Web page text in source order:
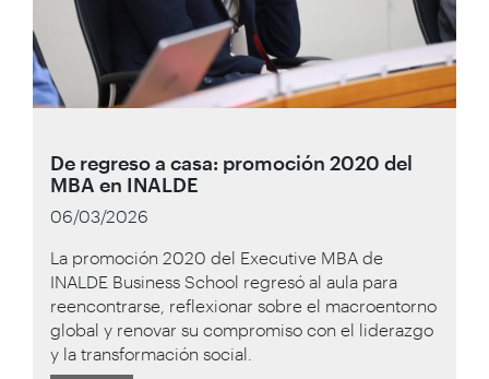
De regreso a casa: promoción 2020 del
MBA en INALDE
06/03/2026
La promoción 2020 del Executive MBA de
INALDE Business School regresó al aula para
reencontrarse, reflexionar sobre el macroentorno
global y renovar su compromiso con el liderazgo
y la transformación social.